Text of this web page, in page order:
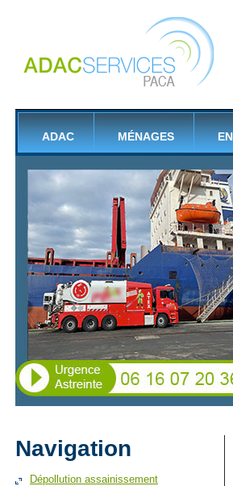
ADAC MÉNAGES
Navigation
Dépollution assainissement